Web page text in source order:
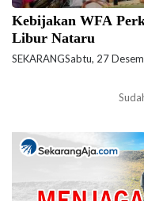
Kebijakan WFA
Libur Nataru
SEKARANGSabtu, 27